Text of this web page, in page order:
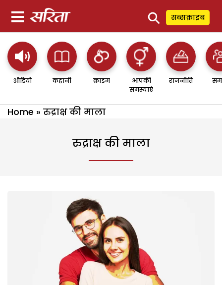
⚲ सब्सक्राइब
ऑडियो कहानी क्राइम
आपकी
समस्याएं
राजनीति
Home » रुद्राक्ष की माला
रुद्राक्ष की माला